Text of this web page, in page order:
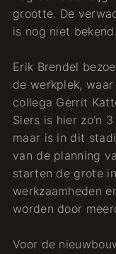
grootte. De
is nog niet bekend.
Erik Brendel
de werkplek,
collega Gerrit
Siers is hier zo’n
maar is in dit
van de planning
starten de grote
werkzaamheden
worden door
Voor de